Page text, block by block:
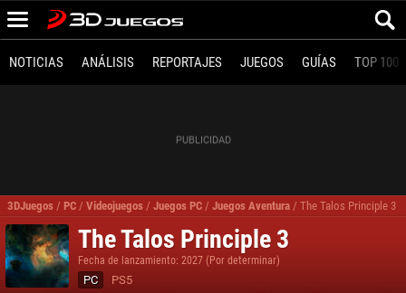
NOTICIAS ANÁLISIS REPORTAJES JUEGOS GUÍAS TOP 100
3DJuegos / PC / Videojuegos / Juegos PC / Juegos Aventura / The Talos Principle 3
The Talos Principle 3
Fecha de lanzamiento: 2027 (Por determinar)
PC PS5